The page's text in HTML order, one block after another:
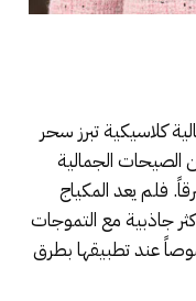
كلاسيكية تبرز سحر
الصيحات الجمالية
فلم يعد المكياج
جاذبية مع التموجات
عند تطبيقها بطرق